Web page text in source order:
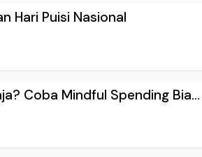
Hari Puisi Nasional
Coba Mindful Spending Bia...